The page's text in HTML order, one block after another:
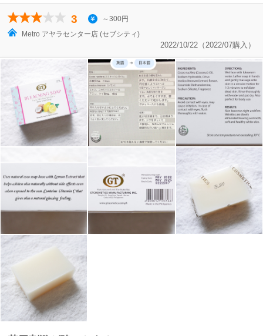
3
～300円
Metro アヤラセンター店 (セブシティ)
2022/10/22（2022/07購入）